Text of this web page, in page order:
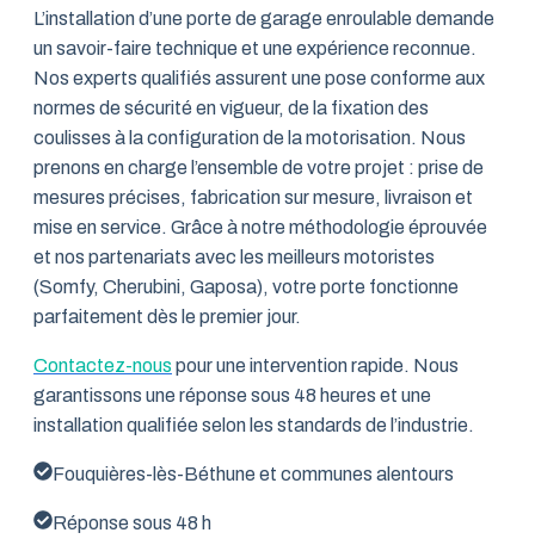
L’installation d’une porte de garage enroulable demande
un savoir-faire technique et une expérience reconnue.
Nos experts qualifiés assurent une pose conforme aux
normes de sécurité en vigueur, de la fixation des
coulisses à la configuration de la motorisation. Nous
prenons en charge l’ensemble de votre projet : prise de
mesures précises, fabrication sur mesure, livraison et
mise en service. Grâce à notre méthodologie éprouvée
et nos partenariats avec les meilleurs motoristes
(Somfy, Cherubini, Gaposa), votre porte fonctionne
parfaitement dès le premier jour.
Contactez-nous pour une intervention rapide. Nous
garantissons une réponse sous 48 heures et une
installation qualifiée selon les standards de l’industrie.
Fouquières-lès-Béthune et communes alentours
Réponse sous 48 h